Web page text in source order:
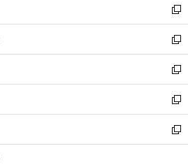
く
で
開
く
ド
ウ
で
開
く
ィ
ン
ド
ウ
で
開
く
い
ウ
ィ
ン
ド
ウ
で
開
く
新
し
い
ウ
ィ
ン
ド
ウ
で
開
新
し
い
ウ
ィ
ン
ド
ウ
新
し
い
ウ
ィ
ン
新
し
い
ウ
新
し